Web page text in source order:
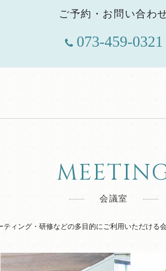
ご予約・お問い合わ
073-459-0321
会議室
ティング・研修などの多目的にご利用いただける